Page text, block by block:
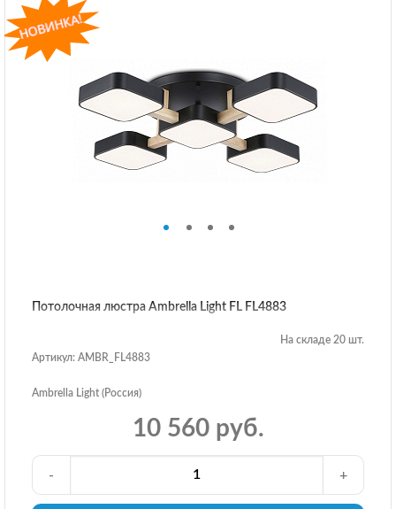
Потолочная люстра Ambrella Light FL FL4883
На складе 20 шт.
Артикул: AMBR_FL4883
Ambrella Light (Россия)
10 560 руб.
- +